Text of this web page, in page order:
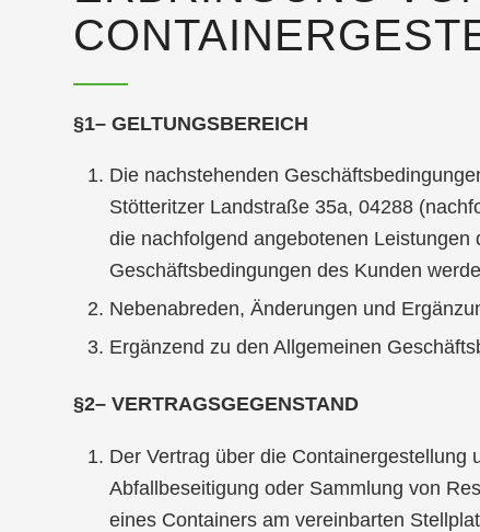
§1– GELTUNGSBEREICH
Die nachstehenden
Stötteritzer Landstraße 35a, 04288
die nachfolgend angebotenen Leistungen
Geschäftsbedingungen des Kunden
Nebenabreden, Änderungen und
Ergänzend zu den Allgemeinen
§2– VERTRAGSGEGENSTAND
Der Vertrag über die
Abfallbeseitigung oder Sammlung von
eines Containers am vereinbarten